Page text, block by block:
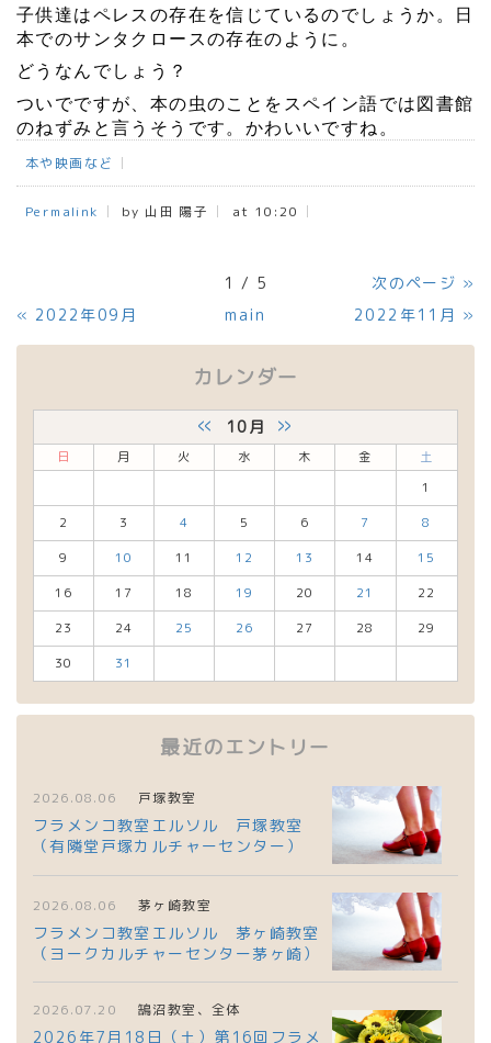
子供達はペレスの存在を信じているのでしょうか。日
本でのサンタクロースの存在のように。
どうなんでしょう？
ついでですが、本の虫のことをスペイン語では図書館
のねずみと言うそうです。かわいいですね。
本や映画など
Permalink by 山田 陽子 at 10:20
1 / 5 次のページ »
« 2022年09月 main 2022年11月 »
カレンダー
« 10月 »
日 月 火 水 木 金
土
1
2
3 4 5 6 7
8
9
10 11 12 13 14
15
16
17 18 19 20 21
22
23
24 25 26 27 28
29
30
31
最近のエントリー
2026.08.06 戸塚教室
フラメンコ教室エルソル 戸塚教室
（有隣堂戸塚カルチャーセンター）
2026.08.06 茅ヶ崎教室
フラメンコ教室エルソル 茅ヶ崎教室
（ヨークカルチャーセンター茅ヶ崎）
2026.07.20 鵠沼教室、全体
2026年7月18日（土）第16回フラメ